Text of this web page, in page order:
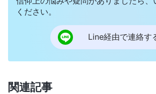
ください。
Line経由で連絡す
関連記事